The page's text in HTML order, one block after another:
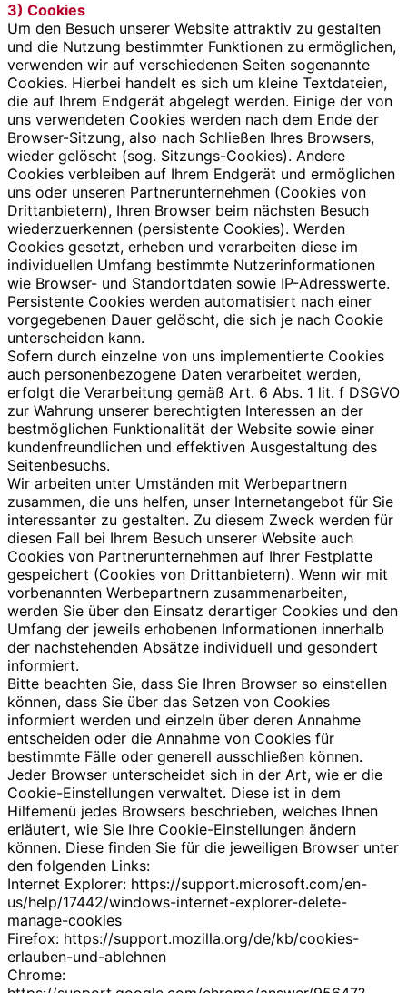
3) Cookies
Um den Besuch unserer Website attraktiv zu gestalten
und die Nutzung bestimmter Funktionen zu ermöglichen,
verwenden wir auf verschiedenen Seiten sogenannte
Cookies. Hierbei handelt es sich um kleine Textdateien,
die auf Ihrem Endgerät abgelegt werden. Einige der von
uns verwendeten Cookies werden nach dem Ende der
Browser-Sitzung, also nach Schließen Ihres Browsers,
wieder gelöscht (sog. Sitzungs-Cookies). Andere
Cookies verbleiben auf Ihrem Endgerät und ermöglichen
uns oder unseren Partnerunternehmen (Cookies von
Drittanbietern), Ihren Browser beim nächsten Besuch
wiederzuerkennen (persistente Cookies). Werden
Cookies gesetzt, erheben und verarbeiten diese im
individuellen Umfang bestimmte Nutzerinformationen
wie Browser- und Standortdaten sowie IP-Adresswerte.
Persistente Cookies werden automatisiert nach einer
vorgegebenen Dauer gelöscht, die sich je nach Cookie
unterscheiden kann.
Sofern durch einzelne von uns implementierte Cookies
auch personenbezogene Daten verarbeitet werden,
erfolgt die Verarbeitung gemäß Art. 6 Abs. 1 lit. f DSGVO
zur Wahrung unserer berechtigten Interessen an der
bestmöglichen Funktionalität der Website sowie einer
kundenfreundlichen und effektiven Ausgestaltung des
Seitenbesuchs.
Wir arbeiten unter Umständen mit Werbepartnern
zusammen, die uns helfen, unser Internetangebot für Sie
interessanter zu gestalten. Zu diesem Zweck werden für
diesen Fall bei Ihrem Besuch unserer Website auch
Cookies von Partnerunternehmen auf Ihrer Festplatte
gespeichert (Cookies von Drittanbietern). Wenn wir mit
vorbenannten Werbepartnern zusammenarbeiten,
werden Sie über den Einsatz derartiger Cookies und den
Umfang der jeweils erhobenen Informationen innerhalb
der nachstehenden Absätze individuell und gesondert
informiert.
Bitte beachten Sie, dass Sie Ihren Browser so einstellen
können, dass Sie über das Setzen von Cookies
informiert werden und einzeln über deren Annahme
entscheiden oder die Annahme von Cookies für
bestimmte Fälle oder generell ausschließen können.
Jeder Browser unterscheidet sich in der Art, wie er die
Cookie-Einstellungen verwaltet. Diese ist in dem
Hilfemenü jedes Browsers beschrieben, welches Ihnen
erläutert, wie Sie Ihre Cookie-Einstellungen ändern
können. Diese finden Sie für die jeweiligen Browser unter
den folgenden Links:
Internet Explorer: https://support.microsoft.com/en-
us/help/17442/windows-internet-explorer-delete-
manage-cookies
Firefox: https://support.mozilla.org/de/kb/cookies-
erlauben-und-ablehnen
Chrome: